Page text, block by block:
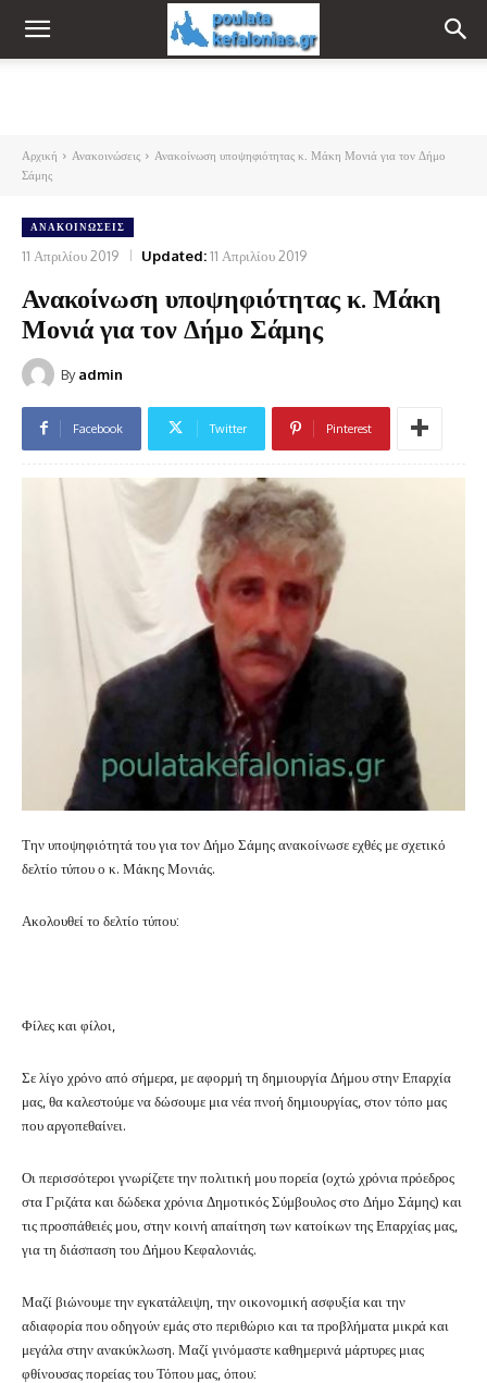
Αρχική Ανακοινώσεις
Ανακοίνωση υποψηφιότητας κ. Μάκη Μονιά για τον Δήμο
Σάμης
ΑΝΑΚΟΙΝΏΣΕΙΣ
11 Απριλίου 2019 Updated:11 Απριλίου 2019
Ανακοίνωση υποψηφιότητας κ. Μάκη
Μονιά για τον Δήμο Σάμης
By admin
Facebook Twitter Pinterest
Την υποψηφιότητά του για τον Δήμο Σάμης ανακοίνωσε εχθές με σχετικό
δελτίο τύπου ο κ. Μάκης Μονιάς.
Ακολουθεί το δελτίο τύπου:
Φίλες και φίλοι,
Σε λίγο χρόνο από σήμερα, με αφορμή τη δημιουργία Δήμου στην Επαρχία
μας, θα καλεστούμε να δώσουμε μια νέα πνοή δημιουργίας, στον τόπο μας
που αργοπεθαίνει.
Οι περισσότεροι γνωρίζετε την πολιτική μου πορεία (οχτώ χρόνια πρόεδρος
στα Γριζάτα και δώδεκα χρόνια Δημοτικός Σύμβουλος στο Δήμο Σάμης) και
τις προσπάθειές μου, στην κοινή απαίτηση των κατοίκων της Επαρχίας μας,
για τη διάσπαση του Δήμου Κεφαλονιάς.
Μαζί βιώνουμε την εγκατάλειψη, την οικονομική ασφυξία και την
αδιαφορία που οδηγούν εμάς στο περιθώριο και τα προβλήματα μικρά και
μεγάλα στην ανακύκλωση. Μαζί γινόμαστε καθημερινά μάρτυρες μιας
φθίνουσας πορείας του Τόπου μας, όπου: